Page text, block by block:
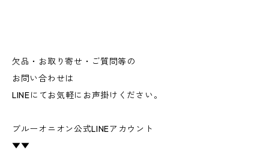
欠品・お取り寄せ・ご質問等の
お問い合わせは
LINEにてお気軽にお声掛けください。
ブルーオニオン公式LINEアカウント
▼▼